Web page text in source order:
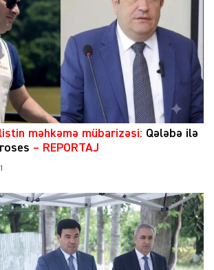
məhkəmə mübarizəsi: Qələbə ilə
– REPORTAJ